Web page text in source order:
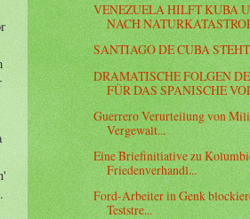
VENEZUELA HILFT KUBA
NACH
SANTIAGO DE CUBA
DRAMATISCHE FOLGEN
FÜR DAS SPANISCHE
Guerrero Verurteilung von
Vergewalt...
Eine Briefinitiative zu
Friedenverhandl...
Ford-Arbeiter in Genk
Teststre...